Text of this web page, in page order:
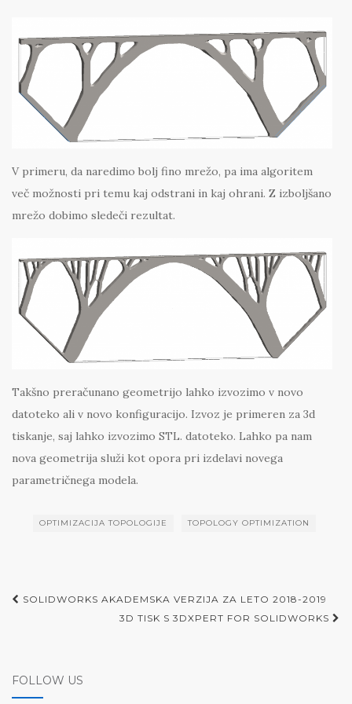
V primeru, da naredimo bolj fino mrežo, pa ima algoritem
več možnosti pri temu kaj odstrani in kaj ohrani. Z izboljšano
mrežo dobimo sledeči rezultat.
Takšno preračunano geometrijo lahko izvozimo v novo
datoteko ali v novo konfiguracijo. Izvoz je primeren za 3d
tiskanje, saj lahko izvozimo STL. datoteko. Lahko pa nam
nova geometrija služi kot opora pri izdelavi novega
parametričnega modela.
OPTIMIZACIJA TOPOLOGIJE TOPOLOGY OPTIMIZATION
Post
navigation
SOLIDWORKS AKADEMSKA VERZIJA ZA LETO 2018-2019
3D TISK S 3DXPERT FOR SOLIDWORKS
FOLLOW US